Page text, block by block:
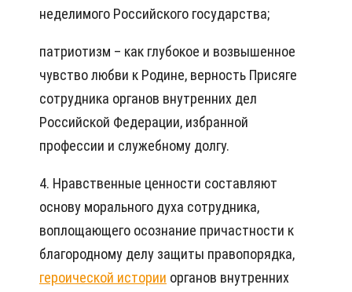
неделимого Российского государства;
патриотизм – как глубокое и возвышенное
чувство любви к Родине, верность Присяге
сотрудника органов внутренних дел
Российской Федерации, избранной
профессии и служебному долгу.
4. Нравственные ценности составляют
основу морального духа сотрудника,
воплощающего осознание причастности к
благородному делу защиты правопорядка,
героической истории органов внутренних